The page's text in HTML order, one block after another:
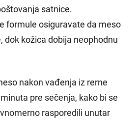
satnice.
formule osiguravate da meso
dok kožica dobija neophodnu
nakon vađenja iz rerne
pre sečenja, kako bi se
rasporedili unutar